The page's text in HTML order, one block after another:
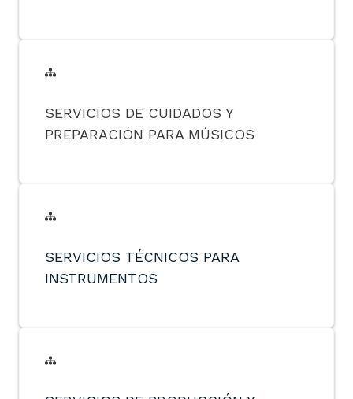
SERVICIOS DE CUIDADOS Y
PREPARACIÓN PARA MÚSICOS
SERVICIOS TÉCNICOS PARA
INSTRUMENTOS